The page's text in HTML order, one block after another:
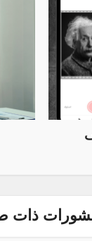
ذات